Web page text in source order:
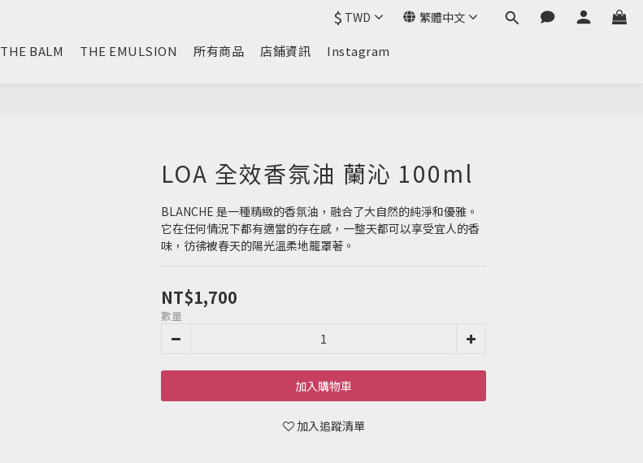
$ TWD 繁體中文
THE BALM THE EMULSION 所有商品 店鋪資訊 Instagram
LOA 全效香氛油 蘭沁 100ml
BLANCHE 是一種精緻的香氛油，融合了大自然的純淨和優雅。
它在任何情況下都有適當的存在感，一整天都可以享受宜人的香
味，彷彿被春天的陽光溫柔地籠罩著。
NT$1,700
數量
加入購物車
加入追蹤清單